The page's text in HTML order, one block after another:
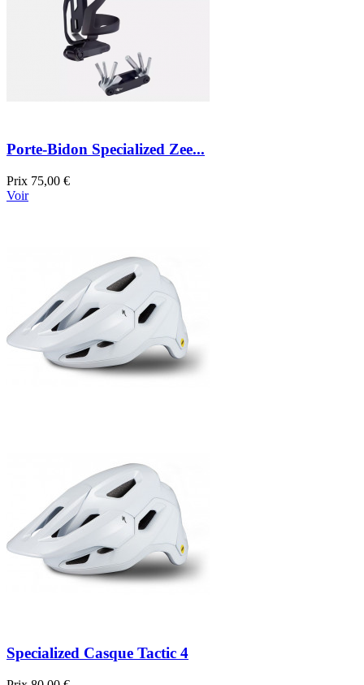
Porte-Bidon Specialized Zee...
Prix 75,00 €
Voir
Specialized Casque Tactic 4